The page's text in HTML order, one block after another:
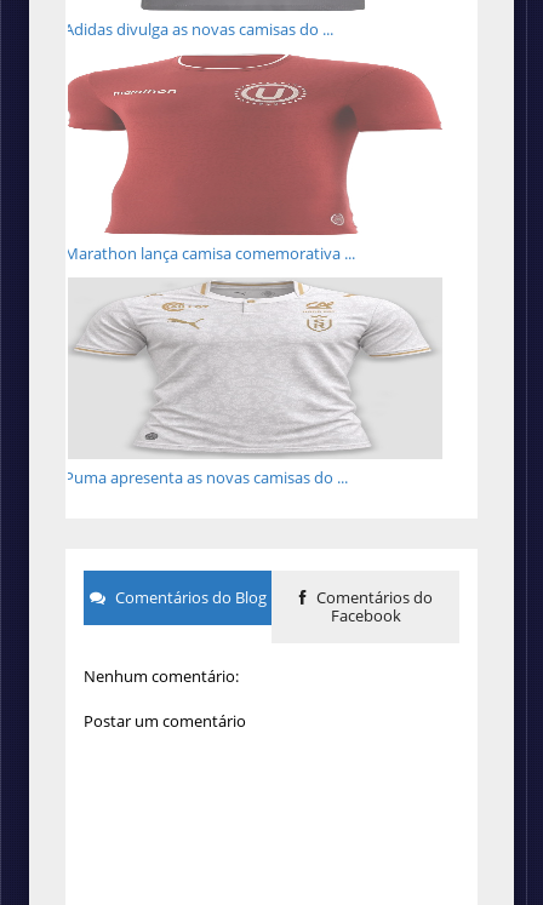
Adidas divulga as novas camisas do ...
Marathon lança camisa comemorativa ...
Puma apresenta as novas camisas do ...
Comentários do Blog
Comentários do
Facebook
Nenhum comentário:
Postar um comentário